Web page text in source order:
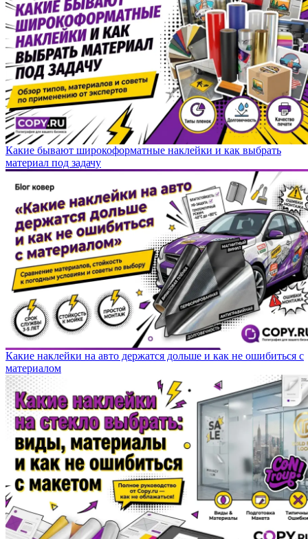
Какие бывают широкоформатные наклейки и как выбрать
материал под задачу
Какие наклейки на авто держатся дольше и как не ошибиться с
материалом